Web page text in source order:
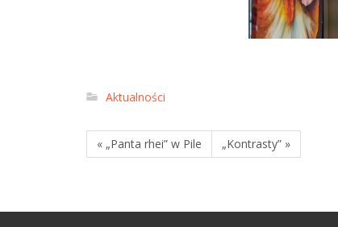
Aktualności
« „Panta rhei” w Pile „Kontrasty” »